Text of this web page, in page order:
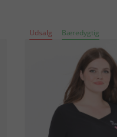
Udsalg Bæredygtig